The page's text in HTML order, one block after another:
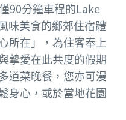
90分鐘車程的Lake
味美食的鄉郊住宿體
所在」，為住客奉上
摯愛在此共度的假期
道菜晚餐，您亦可漫
身心，或於當地花園